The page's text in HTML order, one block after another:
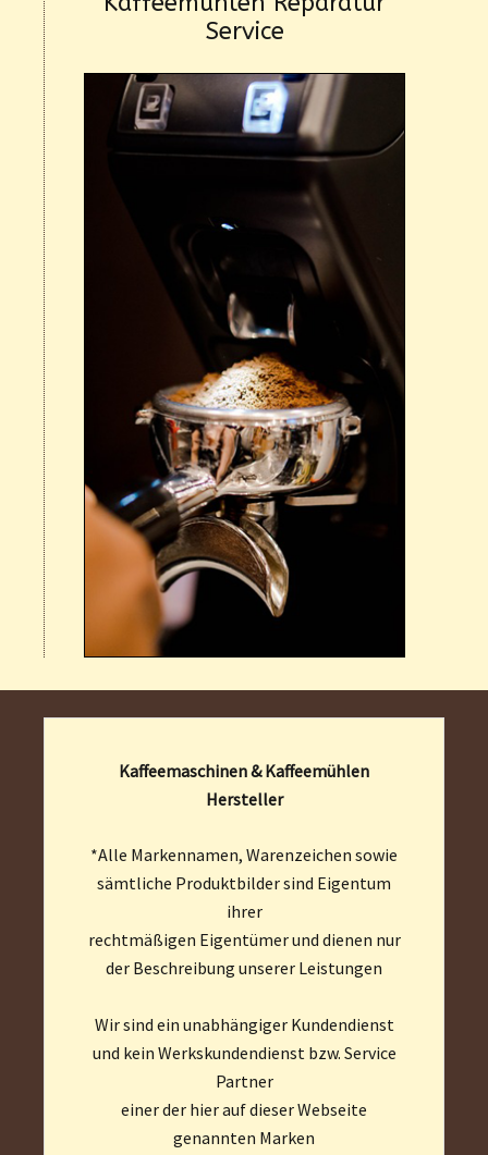
Service
Kaffeemaschinen & Kaffeemühlen
Hersteller
*Alle Markennamen, Warenzeichen sowie
sämtliche Produktbilder sind Eigentum
ihrer
rechtmäßigen Eigentümer und dienen nur
der Beschreibung unserer Leistungen
Wir sind ein unabhängiger Kundendienst
und kein Werkskundendienst bzw. Service
Partner
einer der hier auf dieser Webseite
genannten Marken